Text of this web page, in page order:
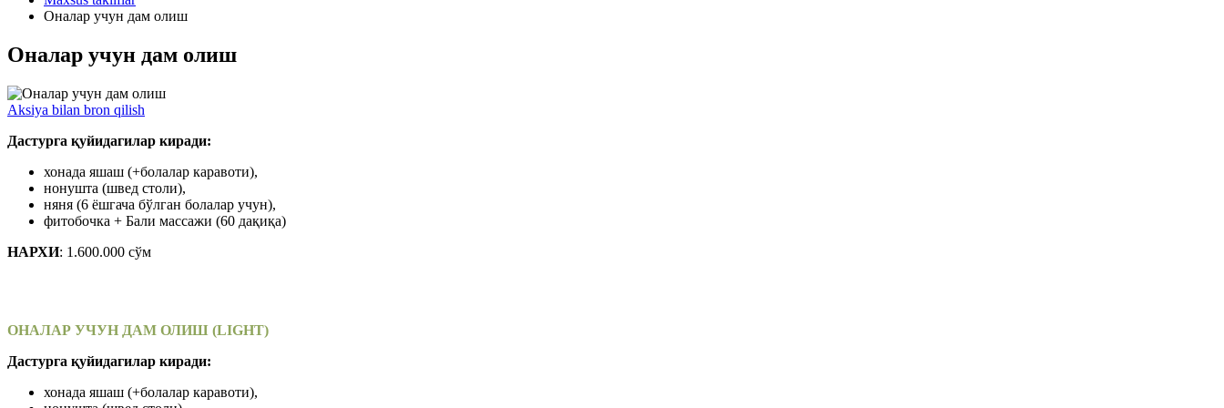
Оналар учун дам олиш
Оналар учун дам олиш
Aksiya bilan bron qilish
Дастурга қуйидагилар киради:
хонада яшаш (+болалар каравоти),
нонушта (швед столи),
няня (6 ёшгача бўлган болалар учун),
фитобочка + Бали массажи (60 дақиқа)
НАРХИ: 1.600.000 сўм
ОНАЛАР УЧУН ДАМ ОЛИШ (LIGHT)
Дастурга қуйидагилар киради:
хонада яшаш (+болалар каравоти),